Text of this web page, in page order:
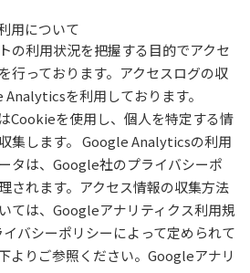
用について
の利用状況を把握する目的でアクセ
行っております。アクセスログの収
を利用しております。
Cookieを使用し、個人を特定する情
集します。 Google Analyticsの利用
タは、Google社のプライバシーポ
されます。アクセス情報の収集方法
ては、Googleアナリティクス利用規
バシーポリシーによって定められて
よりご参照ください。Googleアナリ